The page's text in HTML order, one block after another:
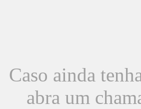
Caso ainda
abra um